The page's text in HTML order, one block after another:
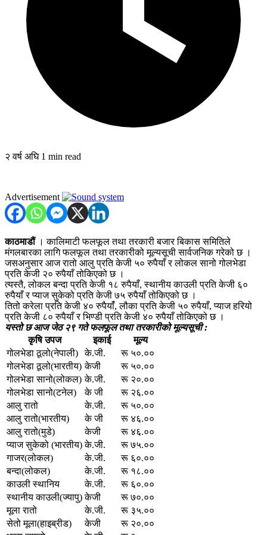
२ वर्ष अघि 1 min read
Advertisement
काठमाडौं। कालिमाटी फलफूल तथा तरकारी बजार बिकास समितिले
मंगलबारका लागि फलफूल तथा तरकारीको मूल्यसूची सार्वजनिक गरेको छ ।
जसअनुसार आज रातो आलु प्रति केजी ५० रुपैयाँ र लोकल सानो गोलभेडा
प्रति केजी २० रुपैयाँ तोकिएको छ ।
त्यस्तै, लोकल बन्दा प्रति केजी १८ रुपैयाँ, स्थानीय काउली प्रति केजी ६०
रुपैयाँ र प्याज सुकेको प्रति केजी ७५ रुपैयाँ तोकिएको छ ।
तितो करेला प्रति केजी ४० रुपैयाँं, लौका प्रति केजी ५० रुपैयाँ, प्याज हरियो
प्रति केजी ८० रुपैयाँ र भिण्डी प्रति केजी ४० रुपैयाँ तोकिएको छ ।
यस्तो छ आज जेठ २९ गते फलफूल तथा तरकारीको मूल्यसूची :
कृषि उपज
इकाई
मूल्य
गोलभेडा ठूलो(नेपाली)
के.जी.
रू ५०.००
गोलभेडा ठूलो(भारतीय) केजी
रू ५०.००
गोलभेडा सानो(लोकल) के.जी.
रू २०.००
गोलभेडा सानो(टनेल)
के जी
रू २६.००
आलु रातो
के.जी.
रू ५०.००
आलु रातो(भारतीय)
के जी
रू ४६.००
आलु रातो(मुडे)
केजी
रू ४६.००
प्याज सुकेको (भारतीय) के.जी.
रू ७५.००
गाजर(लोकल)
के.जी.
रू ६०.००
बन्दा(लोकल)
के.जी.
रू १८.००
काउली स्थानिय
के.जी.
रू ६०.००
स्थानीय काउली(ज्यापु) केजी
रू ७०.००
मूला रातो
के.जी.
रू ३५.००
सेतो मूला(हाइब्रीड)
केजी
रू २०.००